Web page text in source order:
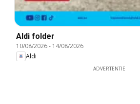
Aldi folder
10/08/2026- 14/08/2026
Aldi
ADVERTENTIE